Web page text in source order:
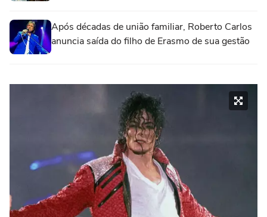
Após décadas de união familiar, Roberto Carlos
anuncia saída do filho de Erasmo de sua gestão